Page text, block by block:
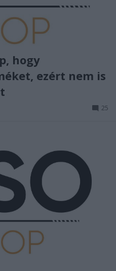
hogy
ezért nem is
25